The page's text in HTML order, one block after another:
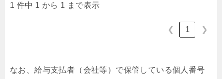
1 件中 1 から 1 まで表示
❮ 1 ❯
なお、給与支払者（会社等）で保管している個人番号